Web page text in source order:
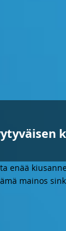
enää
mainos